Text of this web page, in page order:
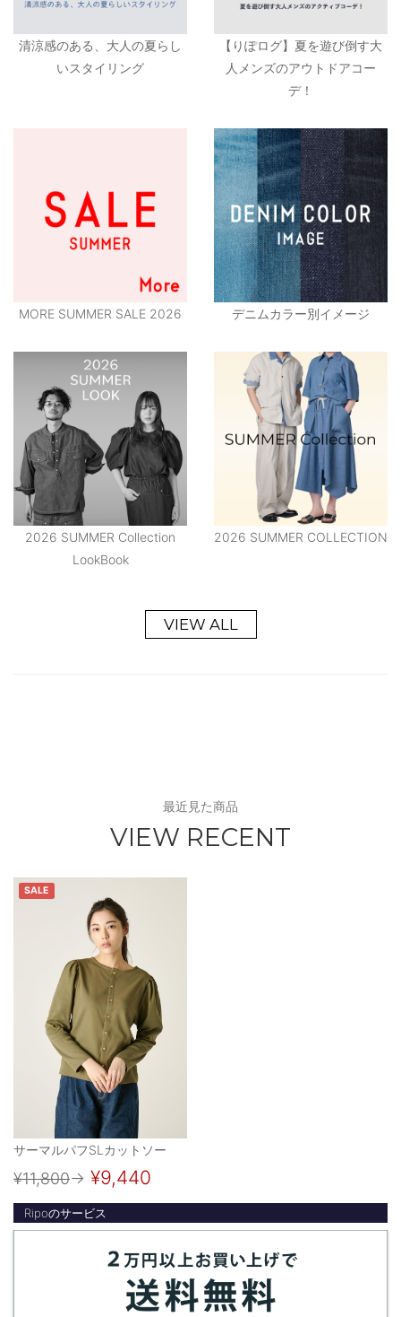
清涼感のある、大人の夏らし
いスタイリング
【りぽログ】夏を遊び倒す大
人メンズのアウトドアコー
デ！
MORE SUMMER SALE 2026 デニムカラー別イメージ
2026 SUMMER Collection
LookBook
2026 SUMMER COLLECTION
VIEW ALL
最近見た商品
VIEW RECENT
SALE
サーマルパフSLカットソー
¥11,800→ ¥9,440
Ripoのサービス